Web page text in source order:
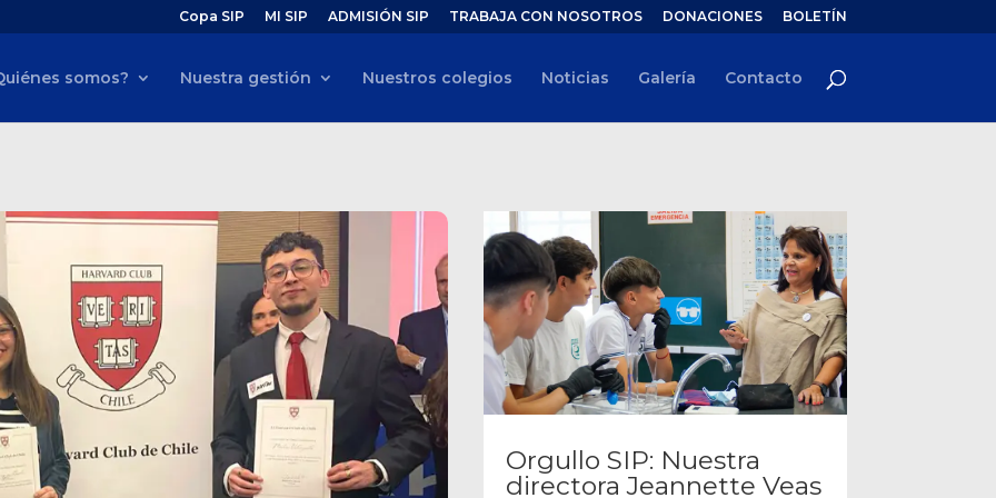
Copa SIP MI SIP ADMISIÓN SIP TRABAJA CON NOSOTROS DONACIONES BOLETÍN
somos? Nuestra gestión Nuestros colegios Noticias Galería Contacto
Orgullo SIP: Nuestra
directora Jeannette Veas